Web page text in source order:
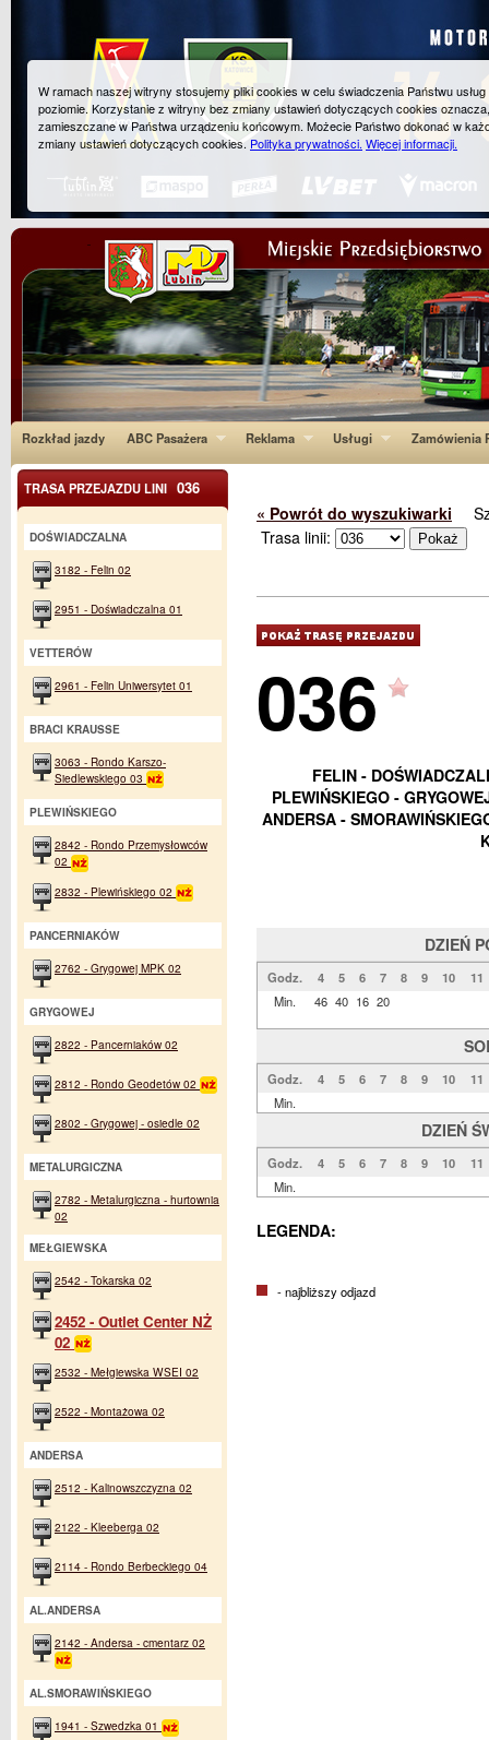
Rozkład jazdy ABC Pasażera Reklama Usługi Zamówienia
« Powrót do wyszukiwarki
Trasa linii:
036
FELIN -
PLEWIŃSKIEGO -
ANDERSA -
DZIEŃ
Godz. 4 5 6 7 8 9 10
11
Min.
46 40 16 20
Godz. 4 5 6 7 8 9 10
11
Min.
DZIEŃ
Godz. 4 5 6 7 8 9 10
11
Min.
LEGENDA:
- najbliższy odjazd
TRASA PRZEJAZDU LINI 036
DOŚWIADCZALNA
3182 - Felin 02
2951 - Doświadczalna 01
VETTERÓW
2961 - Felin Uniwersytet 01
BRACI KRAUSSE
3063 - Rondo Karszo-
Siedlewskiego 03
PLEWIŃSKIEGO
2842 - Rondo Przemysłowców
02
2832 - Plewińskiego 02
PANCERNIAKÓW
2762 - Grygowej MPK 02
GRYGOWEJ
2822 - Pancerniaków 02
2812 - Rondo Geodetów 02
2802 - Grygowej - osiedle 02
METALURGICZNA
2782 - Metalurgiczna - hurtownia
02
MEŁGIEWSKA
2542 - Tokarska 02
2452 - Outlet Center NŻ
02
2532 - Mełgiewska WSEI 02
2522 - Montażowa 02
ANDERSA
2512 - Kalinowszczyzna 02
2122 - Kleeberga 02
2114 - Rondo Berbeckiego 04
AL.ANDERSA
2142 - Andersa - cmentarz 02
AL.SMORAWIŃSKIEGO
1941 - Szwedzka 01
W ramach naszej witryny stosujemy pliki cookies w celu świadczenia Państwu
poziomie. Korzystanie z witryny bez zmiany ustawień dotyczących cookies
zamieszczane w Państwa urządzeniu końcowym. Możecie Państwo dokonać w
zmiany ustawień dotyczących cookies.Polityka prywatności. Więcej informacji.